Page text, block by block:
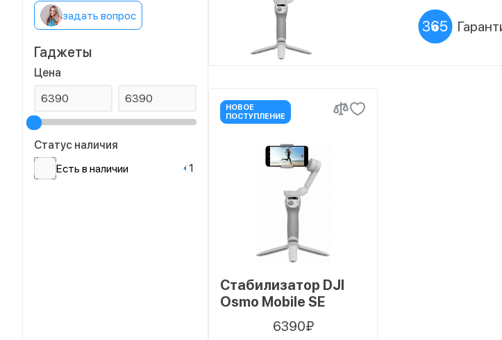
задать вопрос
Гаджеты
Цена
Статус наличия
Есть в наличии
1
НОВОЕ
ПОСТУПЛЕНИЕ
Стабилизатор DJI
Osmo Mobile SE
6390₽